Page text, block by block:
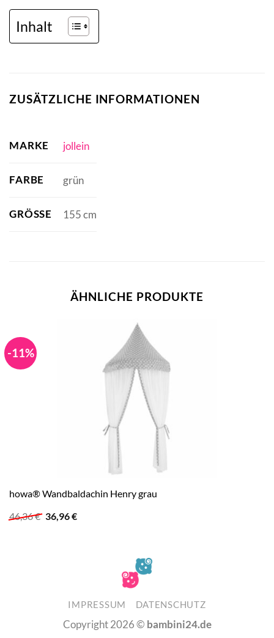
Inhalt
ZUSÄTZLICHE INFORMATIONEN
MARKE jollein
FARBE grün
GRÖSSE 155 cm
ÄHNLICHE PRODUKTE
-11%
howa® Wandbaldachin Henry grau
46,36€ Ursprünglicher
36,96€Aktueller
IMPRESSUM DATENSCHUTZ
Copyright 2026 © bambini24.de